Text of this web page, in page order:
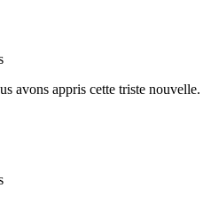
avons appris cette triste